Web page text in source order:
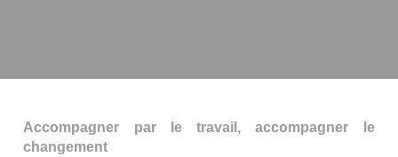
Accompagner par le travail, accompagner le
changement